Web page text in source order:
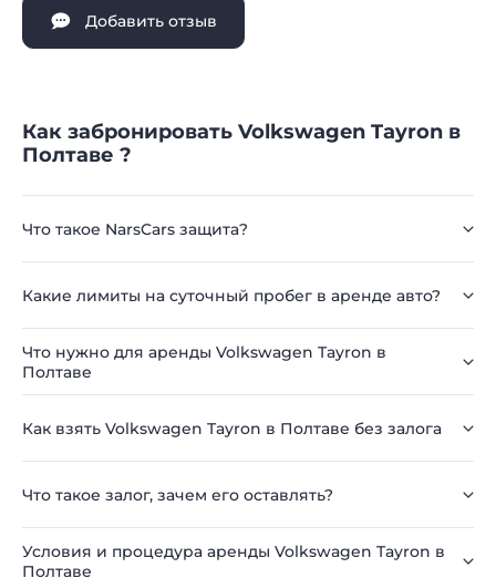
Добавить отзыв
Как забронировать Volkswagen Tayron в
Полтаве ?
Что такое NarsCars защита?
Какие лимиты на суточный пробег в аренде авто?
Что нужно для аренды Volkswagen Tayron в
Полтаве
Как взять Volkswagen Tayron в Полтаве без залога
Что такое залог, зачем его оставлять?
Условия и процедура аренды Volkswagen Tayron в
Полтаве